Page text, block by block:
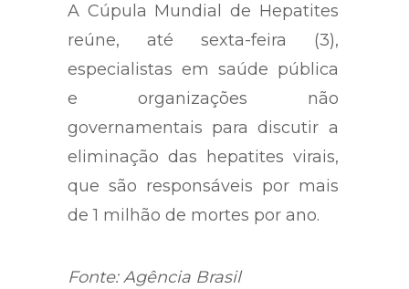
A Cúpula Mundial de Hepatites
reúne, até sexta-feira (3),
especialistas em saúde pública
e organizações não
governamentais para discutir a
eliminação das hepatites virais,
que são responsáveis por mais
de 1 milhão de mortes por ano.
Fonte: Agência Brasil